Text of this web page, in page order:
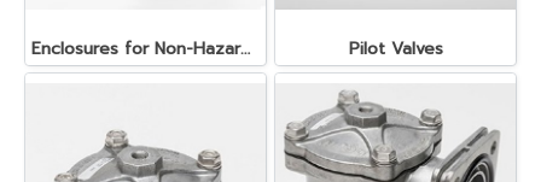
Enclosures for Non-Hazardous Location Pilot Valves